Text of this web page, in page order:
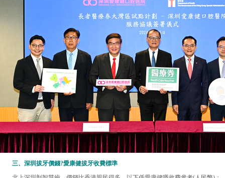
三、 深圳拔牙價錢?愛康健拔牙收費標準